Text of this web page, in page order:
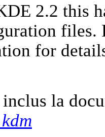
2.2 this
files.
for
la